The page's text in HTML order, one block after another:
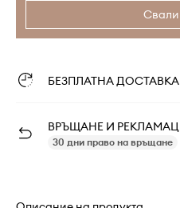
Свали
БЕЗПЛАТНА ДОСТАВКА
ВРЪЩАНЕ И
30 дни право на връщане